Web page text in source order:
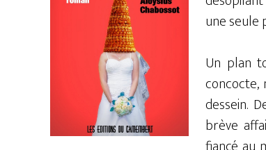
une seule
Un plan
concocte,
dessein.
brève